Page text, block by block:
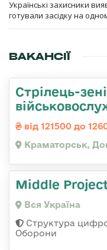
Українські захисники
готували засідку на
ВАКАНСІЇ
Стрілець-
від 121500 до
Краматорськ,
Middle
Вся Україна
Структура
Оборони